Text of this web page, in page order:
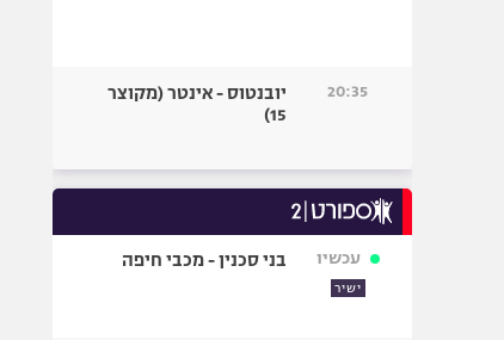
20:35
יובנטוס - אינטר (מקוצר
15)
עכשיו
ישיר
בני סכנין - מכבי חיפה